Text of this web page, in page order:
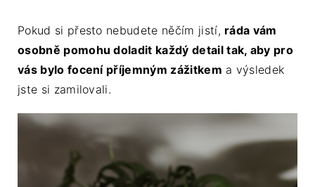
Pokud si přesto nebudete něčím jistí, ráda vám
osobně pomohu doladit každý detail tak, aby pro
vás bylo focení příjemným zážitkem a výsledek
jste si zamilovali.